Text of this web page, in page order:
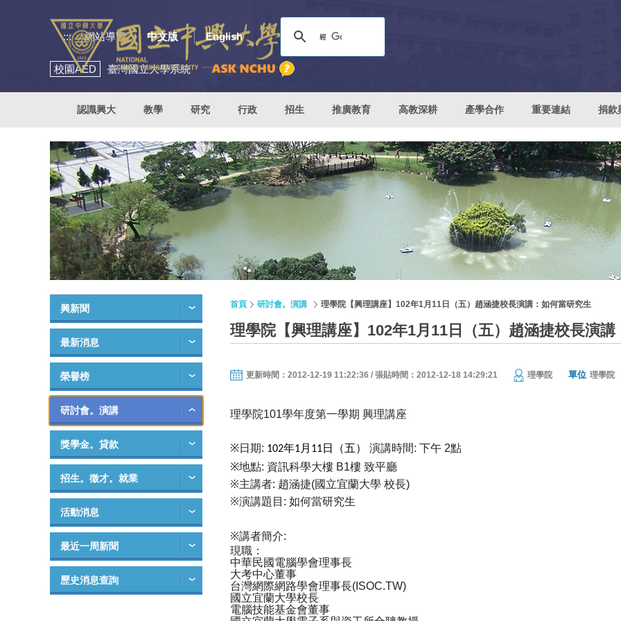
::: 網站導覽 中文版 English
校園AED 臺灣國立大學系統
認識興大 教學 研究 行政 招生 推廣教育 高教深耕 產學合作 重要連結 捐款
興新聞
最新消息
榮譽榜
研討會。演講
獎學金。貸款
招生。徵才。就業
活動消息
最近一周新聞
歷史消息查詢
首頁 研討會。演講 理學院【興理講座】102年1月11日（五）趙涵捷校長演講：如何當研究生
理學院【興理講座】102年1月11日（五）趙涵捷校長演
更新時間：2012-12-19 11:22:36 / 張貼時間：2012-12-18 14:29:21 理學院 單位 理學院
理學院101學年度第一學期 興理講座
※日期: 102年1月 11日（五） 演講時間: 下午 2點
※地點: 資訊科學大樓 B1樓致平廳
※主講者: 趙涵捷(國立宜蘭大學校長)
※演講題目 : 如何當研究生
※講者簡介:
現職：
中華民國電腦學會理事長
大考中心董事
台灣網際網路學會理事長(ISOC.TW)
國立宜蘭大學校長
電腦技能基金會董事